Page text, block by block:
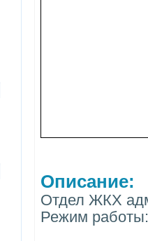
Описание:
Отдел ЖКХ
Режим